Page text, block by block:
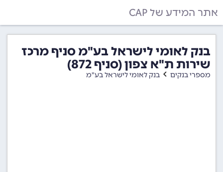
אתר המידע של CAP
בנק לאומי לישראל בע"מ סניף מרכז
שירות ת"א צפון (סניף 872)
מספרי בנקים בנק לאומי לישראל בע"מ